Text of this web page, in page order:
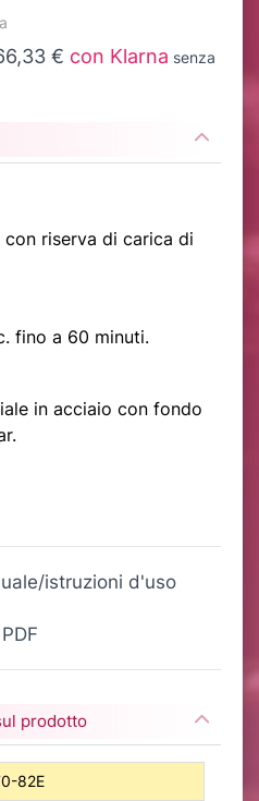
€ con Klarna senza
riserva di carica di
fino a 60 minuti.
in acciaio con fondo
istruzioni d'uso
prodotto
82E